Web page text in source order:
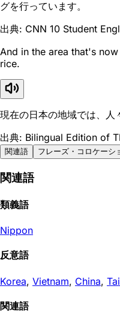
グを行っています。
出典: CNN 10 Student
And in the area that's
rice.
現在の日本の地域では、人
出典: Bilingual Edition of
関連語 フレーズ・コロケーシ
関連語
類義語
Nippon
反意語
Korea, Vietnam, China,
関連語